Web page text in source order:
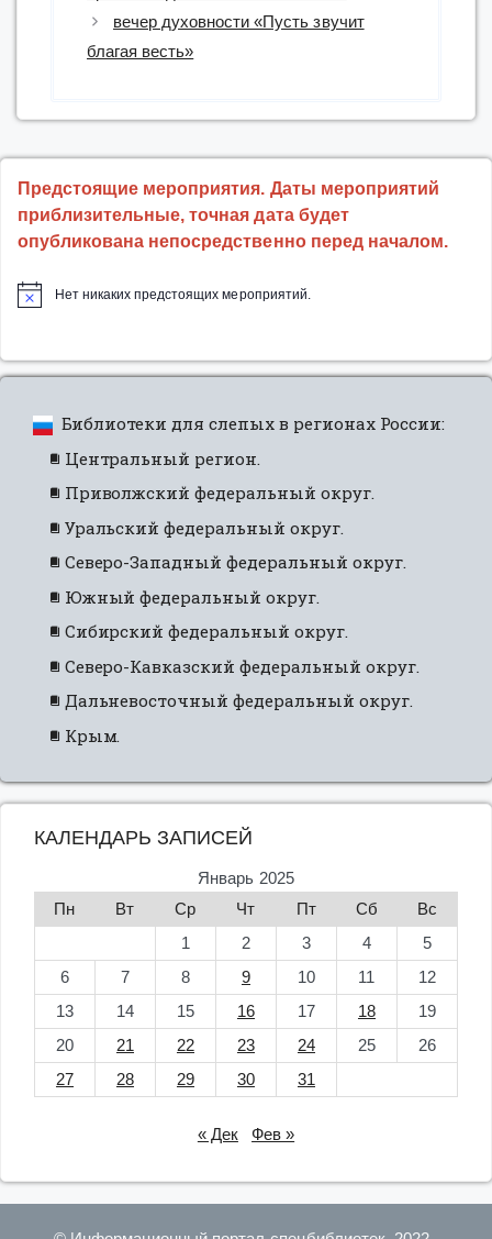
вечер духовности «Пусть звучит
благая весть»
Предстоящие мероприятия. Даты мероприятий
приблизительные, точная дата будет
опубликована непосредственно перед началом.
Нет никаких предстоящих мероприятий.
Библиотеки для слепых в регионах России:
Центральный регион.
Приволжский федеральный округ.
Уральский федеральный округ.
Северо-Западный федеральный округ.
Южный федеральный округ.
Сибирский федеральный округ.
Северо-Кавказский федеральный округ.
Дальневосточный федеральный округ.
Крым.
КАЛЕНДАРЬ ЗАПИСЕЙ
Январь 2025
Пн
Вт Ср Чт Пт Сб
Вс
1
2 3 4
5
6
7 8 9 10 11
12
13
14 15 16 17 18
19
20
21 22 23 24 25
26
27
28 29 30 31
« Дек Фев »